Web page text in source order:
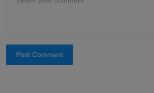
Post Comment